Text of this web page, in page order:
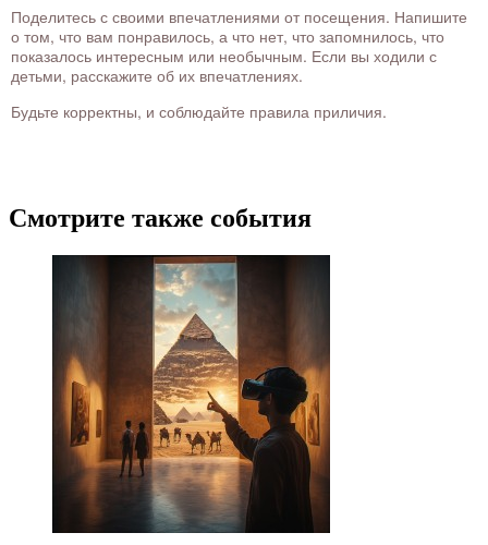
Поделитесь с своими впечатлениями от посещения. Напишите
о том, что вам понравилось, а что нет, что запомнилось, что
показалось интересным или необычным. Если вы ходили с
детьми, расскажите об их впечатлениях.
Будьте корректны, и соблюдайте правила приличия.
Смотрите также события